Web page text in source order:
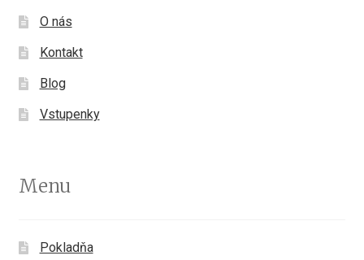
O nás
Kontakt
Blog
Vstupenky
Menu
Pokladňa